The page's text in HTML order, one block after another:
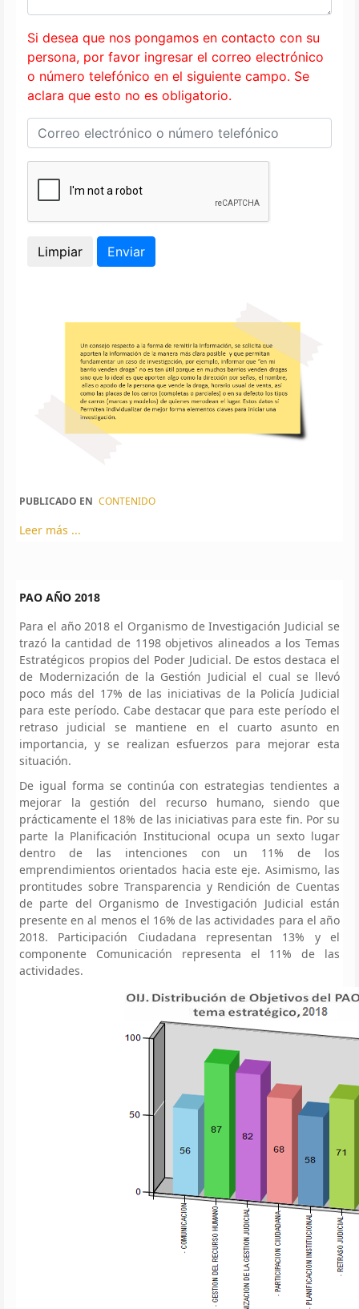
PUBLICADO EN CONTENIDO
Leer más ...
PAO AÑO 2018
Para el año 2018 el Organismo de Investigación Judicial se
trazó la cantidad de 1198 objetivos alineados a los Temas
Estratégicos propios del Poder Judicial. De estos destaca el
de Modernización de la Gestión Judicial el cual se llevó
poco más del 17% de las iniciativas de la Policía Judicial
para este período. Cabe destacar que para este período el
retraso judicial se mantiene en el cuarto asunto en
importancia, y se realizan esfuerzos para mejorar esta
situación.
De igual forma se continúa con estrategias tendientes a
mejorar la gestión del recurso humano, siendo que
prácticamente el 18% de las iniciativas para este fin. Por su
parte la Planificación Institucional ocupa un sexto lugar
dentro de las intenciones con un 11% de los
emprendimientos orientados hacia este eje. Asimismo, las
prontitudes sobre Transparencia y Rendición de Cuentas
de parte del Organismo de Investigación Judicial están
presente en al menos el 16% de las actividades para el año
2018. Participación Ciudadana representan 13% y el
componente Comunicación representa el 11% de las
actividades.